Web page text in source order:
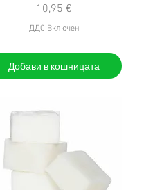
Цена
10,95 €
ДДС Включен
Добави в кошницата